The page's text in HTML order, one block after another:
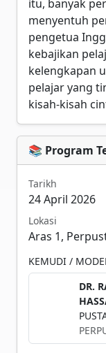
itu, banyak
menyentuh
pengetua
kebajikan
kelengkapan
pelajar yang
kisah-kisah
📚 Program
Tarikh
24 April 2026
Lokasi
Aras 1,
KEMUDI /
DR.